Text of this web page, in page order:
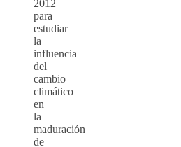
2012
para
estudiar
la
influencia
del
cambio
climático
en
la
maduración
de